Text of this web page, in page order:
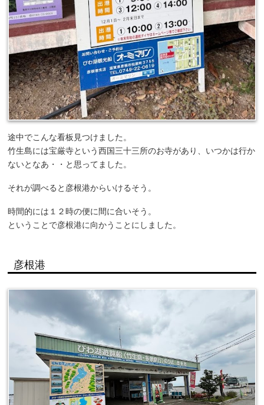
途中でこんな看板見つけました。
竹生島には宝厳寺という西国三十三所のお寺があり、いつかは行か
ないとなあ・・と思ってました。
それが調べると彦根港からいけるそう。
時間的には１２時の便に間に合いそう。
ということで彦根港に向かうことにしました。
彦根港